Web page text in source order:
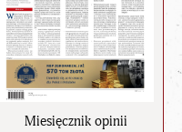
Miesięcznik opinii